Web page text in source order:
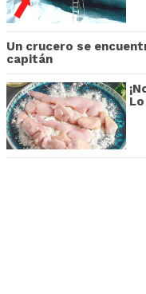
Un crucero se
capitán